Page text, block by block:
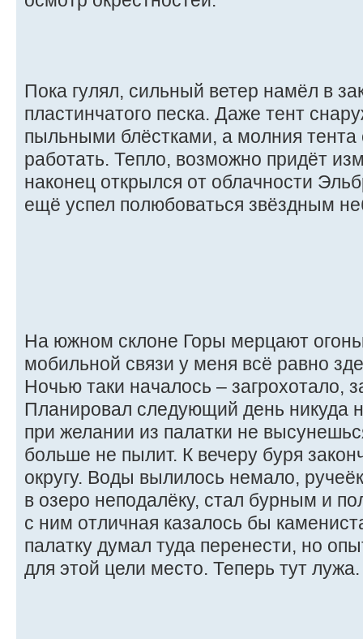
Пока гулял, сильный ветер намёл в
пластинчатого песка. Даже тент
пыльными блёстками, а молния
работать. Тепло, возможно придёт
наконец открылся от облачности
ещё успел полюбоваться звёздным
На южном склоне Горы мерцают
мобильной связи у меня всё равно
Ночью таки началось – загрохотало,
Планировал следующий день никуда
при желании из палатки не
больше не пылит. К вечеру буря
округу. Воды вылилось немало,
в озеро неподалёку, стал бурным и
с ним отличная казалось бы
палатку думал туда перенести, но
для этой цели место. Теперь тут